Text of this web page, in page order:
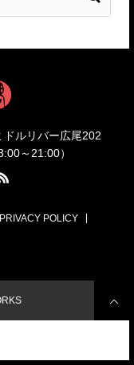
ルリバー広尾202
～21:00）
PRIVACY POLICY